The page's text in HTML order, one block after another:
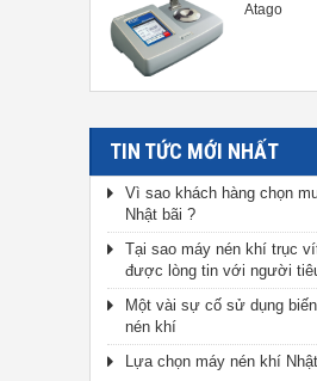
Atago
TIN TỨC MỚI NHẤT
Vì sao khách hàng chọn
Nhật bãi ?
Tại sao máy nén khí trục
được lòng tin với người
Một vài sự cố sử dụng
nén khí
Lựa chọn máy nén khí